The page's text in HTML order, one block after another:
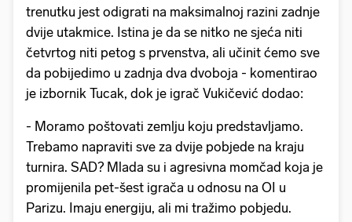
trenutku jest odigrati na maksimalnoj razini zadnje
dvije utakmice. Istina je da se nitko ne sjeća niti
četvrtog niti petog s prvenstva, ali učinit ćemo sve
da pobijedimo u zadnja dva dvoboja - komentirao
je izbornik Tucak, dok je igrač Vukičević dodao:
- Moramo poštovati zemlju koju predstavljamo.
Trebamo napraviti sve za dvije pobjede na kraju
turnira. SAD? Mlada su i agresivna momčad koja je
promijenila pet-šest igrača u odnosu na OI u
Parizu. Imaju energiju, ali mi tražimo pobjedu.